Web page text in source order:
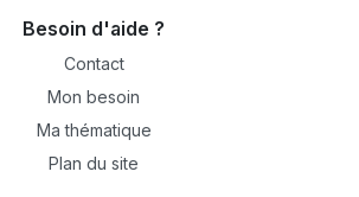
Besoin d'aide ?
Contact
Mon besoin
Ma thématique
Plan du site